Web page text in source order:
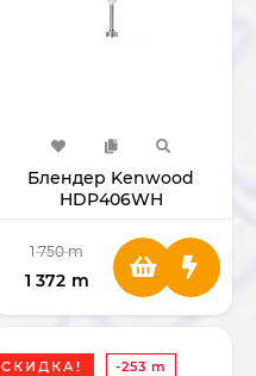
Блендер Kenwood
HDP406WH
1 750 m
1 372 m
СКИДКА! -253 m